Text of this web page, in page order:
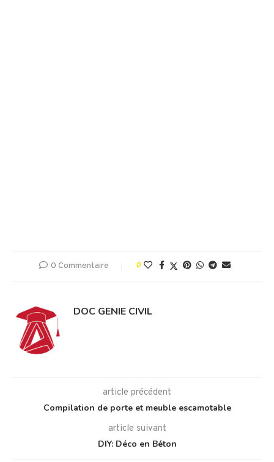
0 Commentaire 0
DOC GENIE CIVIL
article précédent
Compilation de porte et meuble escamotable
article suivant
DIY: Déco en Béton